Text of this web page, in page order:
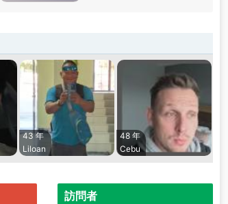
43 年
Liloan
48 年
Cebu
訪問者